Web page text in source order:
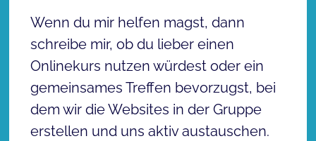
Wenn du mir helfen magst, dann
schreibe mir, ob du lieber einen
Onlinekurs nutzen würdest oder ein
gemeinsames Treffen bevorzugst, bei
dem wir die Websites in der Gruppe
erstellen und uns aktiv austauschen.